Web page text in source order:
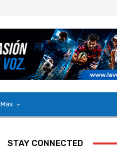
Más
STAY CONNECTED